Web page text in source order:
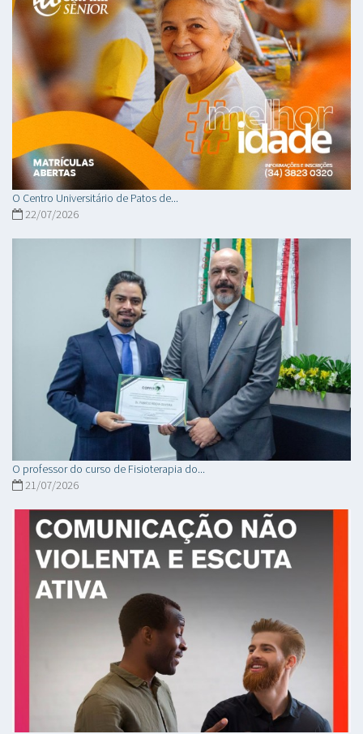
O Centro Universitário de Patos de...
22/07/2026
O professor do curso de Fisioterapia do...
21/07/2026